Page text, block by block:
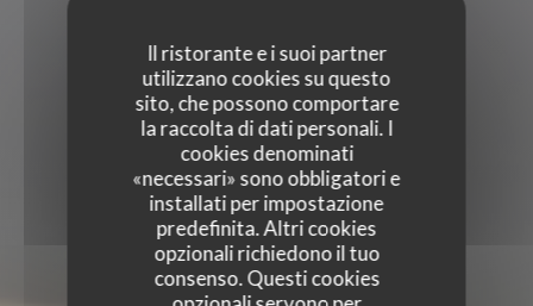
Il ristorante e i suoi partner
utilizzano cookies su questo
sito, che possono comportare
la raccolta di dati personali. I
cookies denominati
«necessari» sono obbligatori e
installati per impostazione
predefinita. Altri cookies
opzionali richiedono il tuo
consenso. Questi cookies